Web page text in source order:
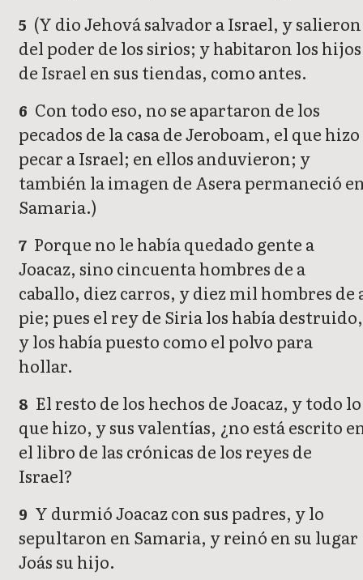
5 (Y dio Jehová salvador a Israel, y salieron
del poder de los sirios; y habitaron los hijos
de Israel en sus tiendas, como antes.
6 Con todo eso, no se apartaron de los
pecados de la casa de Jeroboam, el que hizo
pecar a Israel; en ellos anduvieron; y
también la imagen de Asera permaneció
Samaria.)
7 Porque no le había quedado gente a
Joacaz, sino cincuenta hombres de a
caballo, diez carros, y diez mil hombres de
pie; pues el rey de Siria los había destruido,
y los había puesto como el polvo para
hollar.
8 El resto de los hechos de Joacaz, y todo lo
que hizo, y sus valentías, ¿no está escrito
el libro de las crónicas de los reyes de
Israel?
9 Y durmió Joacaz con sus padres, y lo
sepultaron en Samaria, y reinó en su lugar
Joás su hijo.